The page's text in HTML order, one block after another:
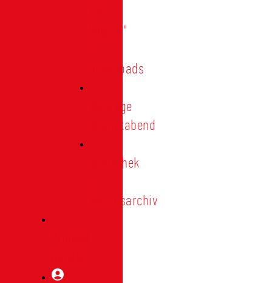
"digital"
Downloads
Vorträge
Heimatabend
Bibliothek
Vereinsarchiv